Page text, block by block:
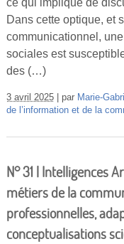
ce qui implique de
Dans cette optique, et
communicationnel,
sociales est
des (…)
3 avril 2025 par Marie-
de l’information et de la
N° 31 | Intelligences
métiers de la
professionnelles,
conceptualisations